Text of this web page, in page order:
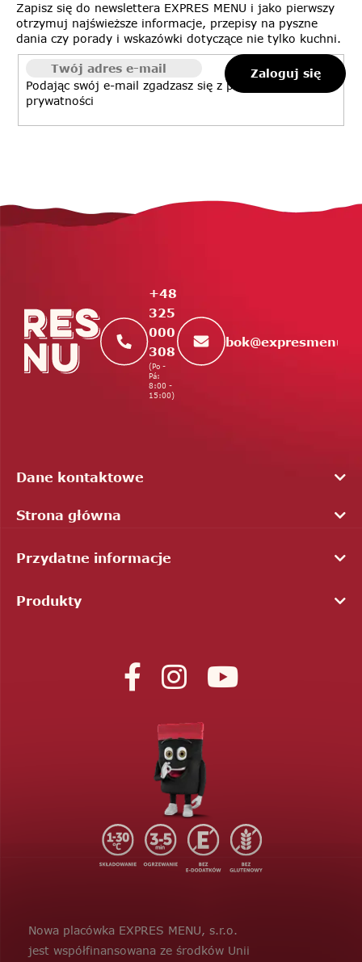
Zapisz się do newslettera EXPRES MENU i jako pierwszy
otrzymuj najświeższe informacje, przepisy na pyszne
dania czy porady i wskazówki dotyczące nie tylko kuchni.
Podając swój e-mail zgadzasz się zpolityką
prywatności
Zaloguj się
S
t
+48
325
000
308
(Po -
Pá:
8:00 -
15:00)
bok@
Dane kontaktowe
Strona główna
Przydatne informacje
Produkty
Nowa placówka EXPRES MENU, s.r.o.
jest współfinansowana ze środków Unii